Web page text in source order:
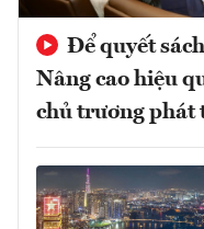
Để quyết
Nâng cao hiệu
chủ trương phát